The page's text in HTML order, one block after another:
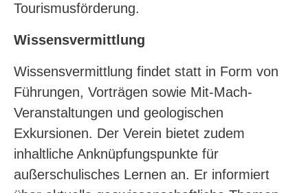
Tourismusförderung.
Wissensvermittlung
Wissensvermittlung findet statt in Form von
Führungen, Vorträgen sowie Mit-Mach-
Veranstaltungen und geologischen
Exkursionen. Der Verein bietet zudem
inhaltliche Anknüpfungspunkte für
außerschulisches Lernen an. Er informiert